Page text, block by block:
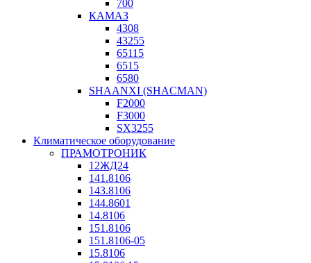
700
КАМАЗ
4308
43255
65115
6515
6580
SHAANXI (SHACMAN)
F2000
F3000
SX3255
Климатическое оборудование
ПРАМОТРОНИК
12ЖД24
141.8106
143.8106
144.8601
14.8106
151.8106
151.8106-05
15.8106